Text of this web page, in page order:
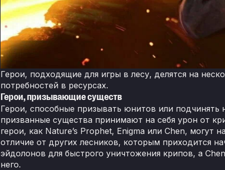
Герои, подходящие для игры в лесу, делятся на
потребностей в ресурсах.
Герои, призывающие существ
Герои, способные призывать юнитов или
призванные существа принимают на себя урон от
герои, как Nature’s Prophet, Enigma или Chen,
отличие от других лесников, которым приходится
эйдолонов для быстрого уничтожения крипов, а
него.